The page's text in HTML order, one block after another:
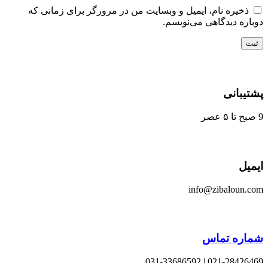
ذخیره نام، ایمیل و وبسایت من در مرورگر برای زمانی که
دیدگاهی می‌نویسم.
تماس